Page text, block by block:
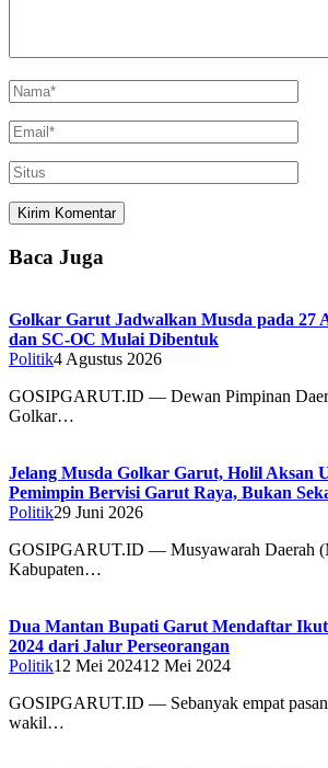
Baca Juga
Golkar Garut Jadwalkan Musda pada 27
dan SC-OC Mulai Dibentuk
Politik4 Agustus 2026
GOSIPGARUT.ID — Dewan Pimpinan
Golkar…
Jelang Musda Golkar Garut, Holil Aksan
Pemimpin Bervisi Garut Raya, Bukan
Politik29 Juni 2026
GOSIPGARUT.ID — Musyawarah Daerah
Kabupaten…
Dua Mantan Bupati Garut Mendaftar Ikut
2024 dari Jalur Perseorangan
Politik12 Mei 202412 Mei 2024
GOSIPGARUT.ID — Sebanyak empat
wakil…